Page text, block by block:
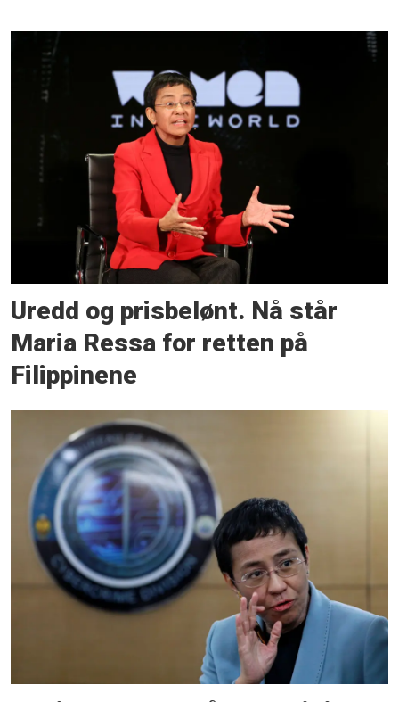
Uredd og prisbelønt. Nå står
Maria Ressa for retten på
Filippinene